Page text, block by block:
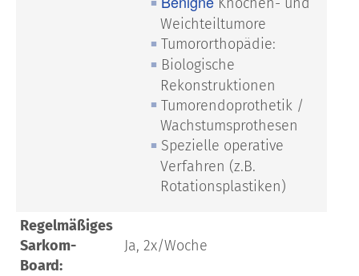
Weichteiltumore
Tumororthopädie:
Biologische
Rekonstruktionen
Tumorendoprothetik /
Wachstumsprothesen
Spezielle operative
Verfahren (z.B.
Rotationsplastiken)
Regelmäßiges
Sarkom-
Board:
Ja, 2x/Woche